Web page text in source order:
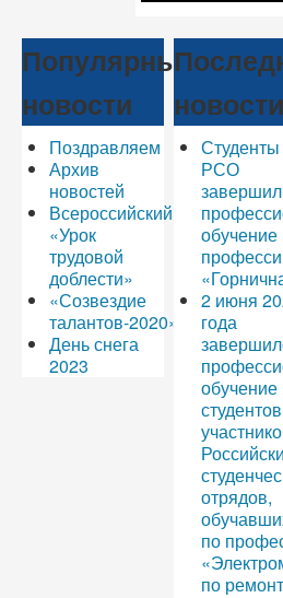
Популярные
новости
Поздравляем
Архив
новостей
Всероссийский
«Урок
трудовой
доблести»
«Созвездие
талантов-2020»
День снега
2023
новости
Студенты
РСО
обучение
2 июня
года
обучение
отрядов,
по
по